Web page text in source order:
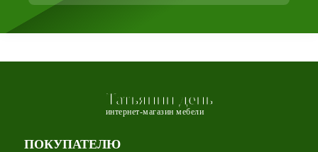
Татьянин день
интернет-магазин мебели
ПОКУПАТЕЛЮ